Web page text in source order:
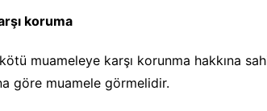
koruma
muameleye karşı korunma hakkına
göre muamele görmelidir.